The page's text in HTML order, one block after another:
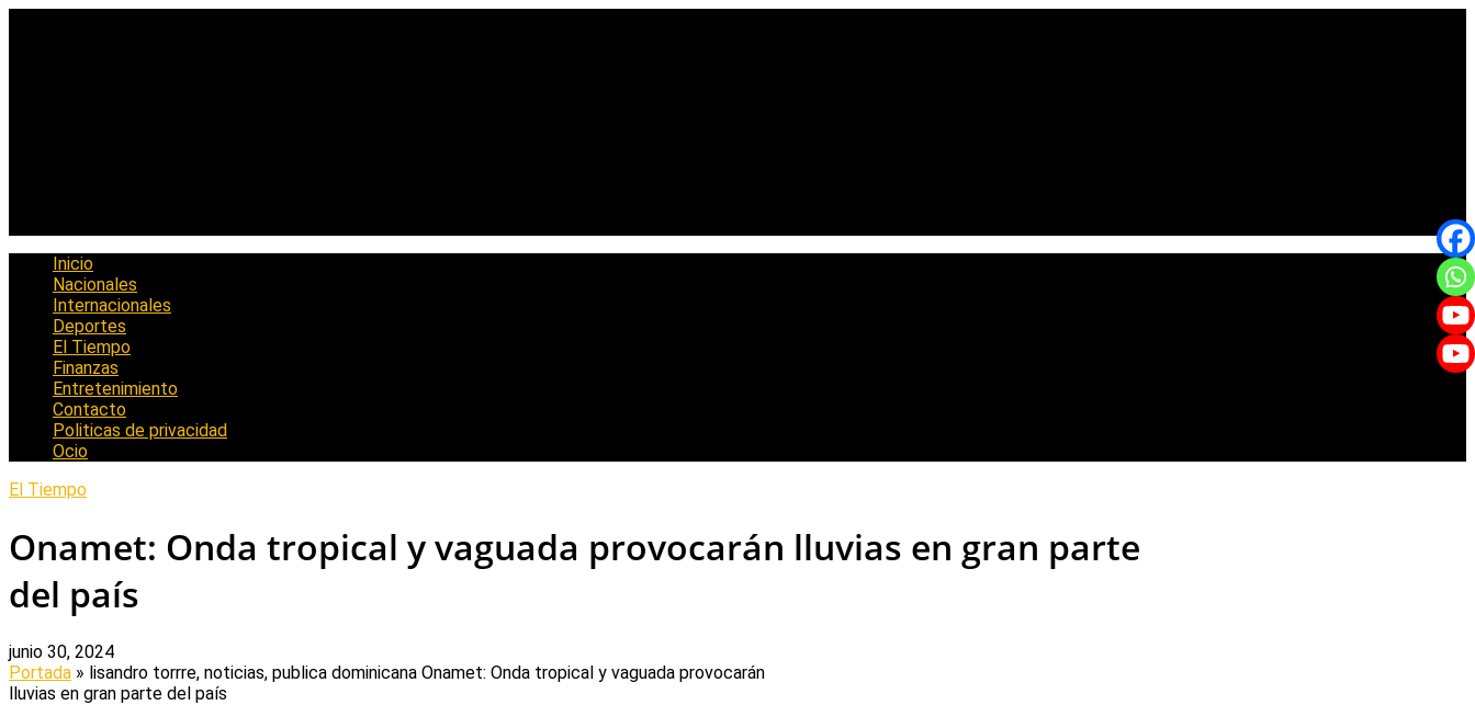
Inicio
Nacionales
Internacionales
Deportes
El Tiempo
Finanzas
Entretenimiento
Contacto
Politicas de privacidad
Ocio
El Tiempo
Onamet: Onda tropical y vaguada provocarán lluvias en gran parte
del país
junio 30, 2024
Portada » lisandro torrre, noticias, publica dominicana Onamet: Onda tropical y vaguada provocarán
lluvias en gran parte del país